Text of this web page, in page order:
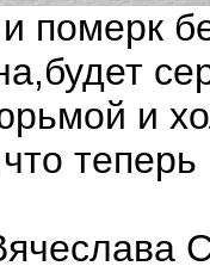
померк
и
теперь